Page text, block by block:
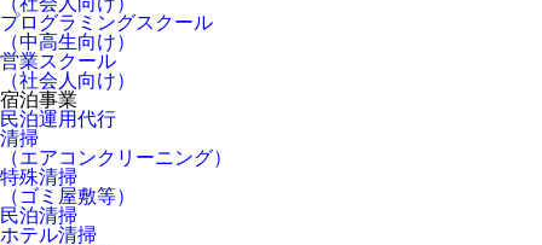
プログラミングスクール
（中高生向け）
営業スクール
（社会人向け）
宿泊事業
民泊運用代行
清掃
（エアコンクリーニング）
特殊清掃
（ゴミ屋敷等）
民泊清掃
ホテル清掃